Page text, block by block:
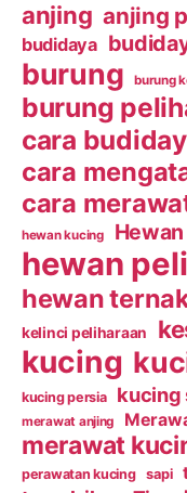
anjing anjing
budidaya
burung burung
burung
cara
cara
cara
hewan kucing
hewan
hewan
kelinci peliharaan
kucing
kucing persia kucing
merawat anjing
merawat
perawatan kucing sapi